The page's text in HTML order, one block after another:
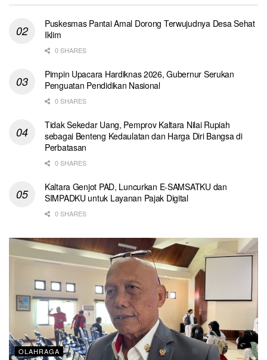
Puskesmas Pantai Amal Dorong Terwujudnya Desa Sehat
Iklim
0 SHARES
Pimpin Upacara Hardiknas 2026, Gubernur Serukan
Penguatan Pendidikan Nasional
0 SHARES
Tidak Sekedar Uang, Pemprov Kaltara Nilai Rupiah
sebagai Benteng Kedaulatan dan Harga Diri Bangsa di
Perbatasan
0 SHARES
Kaltara Genjot PAD, Luncurkan E-SAMSATKU dan
SIMPADKU untuk Layanan Pajak Digital
0 SHARES
OLAHRAGA